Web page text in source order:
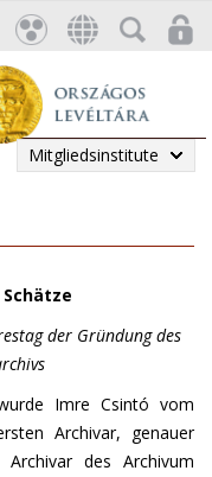
Mitgliedsinstitute
der Gründung des
Imre Csintó vom
Archivar, genauer
des Archivum